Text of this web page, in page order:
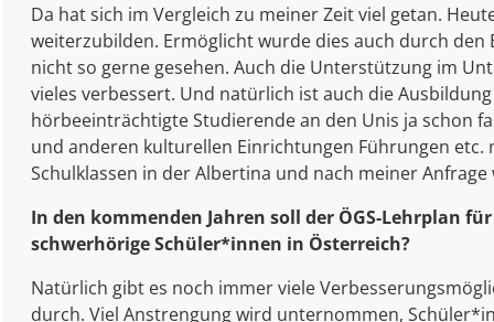
Da hat sich im Vergleich zu meiner Zeit viel getan.
weiterzubilden. Ermöglicht wurde dies auch durch
nicht so gerne gesehen. Auch die Unterstützung im
vieles verbessert. Und natürlich ist auch die
hörbeeinträchtigte Studierende an den Unis ja schon
und anderen kulturellen Einrichtungen Führungen
Schulklassen in der Albertina und nach meiner
In den kommenden Jahren soll der ÖGS-Lehrplan
schwerhörige Schüler*innen in Österreich?
Natürlich gibt es noch immer viele
durch. Viel Anstrengung wird unternommen,